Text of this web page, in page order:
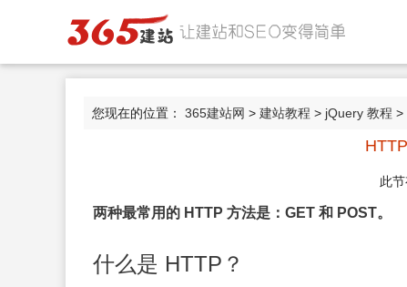
您现在的位置： 365建站网 > 建站教程 > jQuery 教程 >
此
两种最常用的 HTTP 方法是：GET 和 POST。
什么是 HTTP？